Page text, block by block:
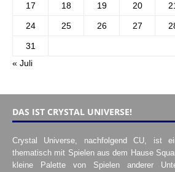
17 18 19 20
24 25 26 27
31
« Juli
DAS IST CRYSTAL UNIVERSE!
Crystal Universe, nachfolgend CU, ist
thematisch mit Spielen aus dem Hause
kleine Palette von Spielen anderer